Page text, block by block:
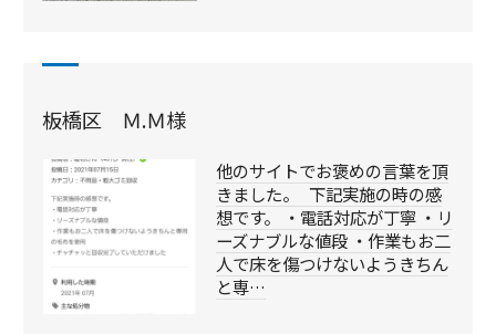
板橋区 Ｍ.Ｍ様
他のサイトでお褒めの言葉を頂
きました。 下記実施の時の感
想です。 ・電話対応が丁寧 ・リ
ーズナブルな値段 ・作業もお二
人で床を傷つけないようきちん
と専…